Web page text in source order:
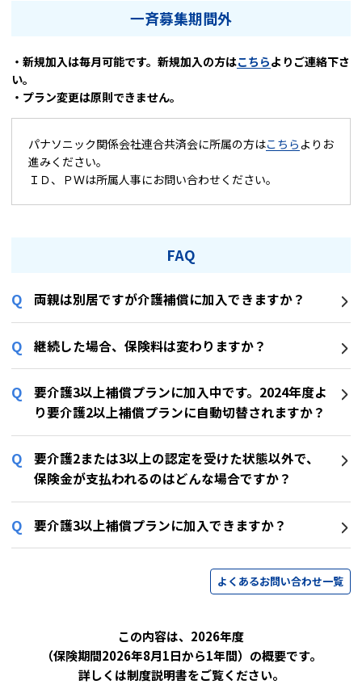
一斉募集期間外
・新規加入は毎月可能です。新規加入の方はこちらよりご連絡下さ
い。
・プラン変更は原則できません。
パナソニック関係会社連合共済会に所属の方はこちら よりお
進みください。
ＩＤ、ＰＷは所属人事にお問い合わせください。
FAQ
両親は別居ですが介護補償に加入できますか？
継続した場合、保険料は変わりますか？
要介護3以上補償プランに加入中です。2024年度よ
り要介護2以上補償プランに自動切替されますか？
要介護2または3以上の認定を受けた状態以外で、
保険金が支払われるのはどんな場合ですか？
要介護3以上補償プランに加入できますか？
よくあるお問い合わせ一覧
この内容は、2026年度
（保険期間2026年8月1日から1年間）の概要です。
詳しくは制度説明書をご覧ください。